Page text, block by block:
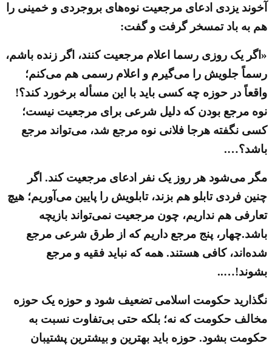
آخوند یزدی ادعای مرجعیت نوه‌های بروجردی و خمینی را
هم به باد تمسخر گرفت و گفت:
«اگر یک روزی رسما اعلام مرجعیت کنند، اگر زنده باشم،
رسماً جلویش را می‌گیرم و اعلام رسمی هم می‌کنم؛
واقعاً در حوزه چه کسی باید با این مسأله برخورد کند؟!
نوه مرجع بودن که دلیل شرعی برای مرجعیت نیست؛
کسی نگفته هرجا فلانی نوه مرجع شد، می‌تواند مرجع
باشد؟….
مگر می‌شود هر روز یک نفر ادعای مرجعیت کند. اگر
چنین فردی تابلو هم بزند، تابلویش را پایین می‌آوریم؛ هیچ
تعارفی هم نداریم، چون مرجعیت نمی‌تواند بازیچه
باشد.چهار، پنج مرجع داریم که از طرق شرعی مرجع
شده‌اند، کافی هستند. همه که نباید فقیه و مرجع
بشوند!…..
نگذارید حکومت اسلامی تضعیف شود و حوزه یک حوزه
مخالف حکومت که نه؛ بلکه حتی بی‌تفاوت نسبت به
حکومت بشود. حوزه باید بهترین و بیشترین پشتیبان